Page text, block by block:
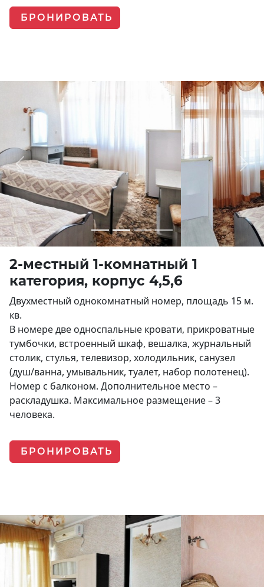
БРОНИРОВАТЬ
Previous Next
2-местный 1-комнатный 1
категория, корпус 4,5,6
Двухместный однокомнатный номер, площадь 15 м.
кв.
В номере две односпальные кровати, прикроватные
тумбочки, встроенный шкаф, вешалка, журнальный
столик, стулья, телевизор, холодильник, санузел
(душ/ванна, умывальник, туалет, набор полотенец).
Номер с балконом. Дополнительное место –
раскладушка. Максимальное размещение – 3
человека.
БРОНИРОВАТЬ